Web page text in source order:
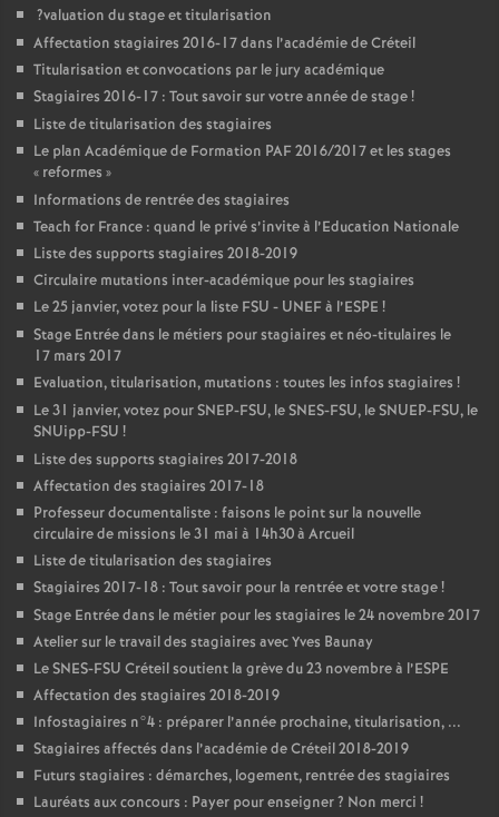
?valuation du stage et titularisation
Affectation stagiaires 2016-17 dans l’académie de Créteil
Titularisation et convocations par le jury académique
Stagiaires 2016-17 : Tout savoir sur votre année de stage!
Liste de titularisation des stagiaires
Le plan Académique de Formation PAF2016/2017 et les stages
« reformes »
Informations de rentrée des stagiaires
Teach for France : quand le privé s’invite à l’Education Nationale
Liste des supports stagiaires 2018-2019
Circulaire mutations inter-académique pour les stagiaires
Le 25 janvier, votez pour la liste FSU - UNEFà l’ESPE !
Stage Entrée dans le métiers pour stagiaires et néo-titulaires le
17 mars 2017
Evaluation, titularisation, mutations : toutes les infos stagiaires !
Le 31 janvier, votez pourSNEP-FSU, leSNES-FSU, leSNUEP-FSU, le
SNUipp-FSU !
Liste des supports stagiaires 2017-2018
Affectation des stagiaires 2017-18
Professeur documentaliste : faisons le point sur la nouvelle
circulaire de missions le 31 mai à 14h30 à Arcueil
Liste de titularisation des stagiaires
Stagiaires 2017-18 : Tout savoir pour la rentrée et votre stage!
Stage Entrée dans le métier pour les stagiaires le 24 novembre 2017
Atelier sur le travail des stagiaires avec Yves Baunay
LeSNES-FSU Créteil soutient la grève du 23 novembre à l’ESPE
Affectation des stagiaires 2018-2019
Infostagiaires n°4 : préparer l’année prochaine, titularisation, ...
Stagiaires affectés dans l’académie de Créteil 2018-2019
Futurs stagiaires : démarches, logement, rentrée des stagiaires
Lauréats aux concours : Payer pour enseigner? Non merci !